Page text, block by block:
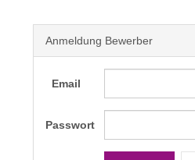
Anmeldung Bewerber
Email
Passwort